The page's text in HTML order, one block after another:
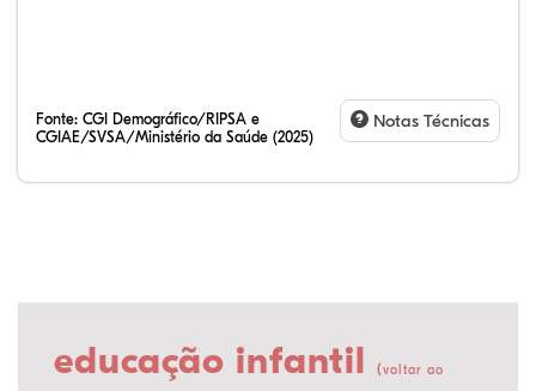
Fonte: CGI Demográfico/RIPSA e
CGIAE/SVSA/Ministério da Saúde (2025)
Notas Técnicas
educação infantil (voltar ao